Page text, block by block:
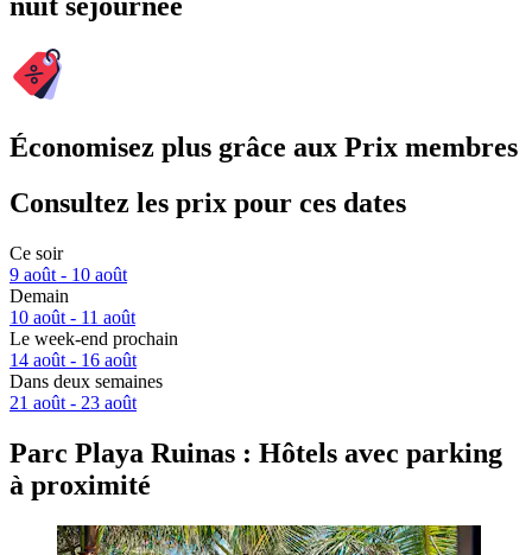
nuit séjournée
Économisez plus grâce aux Prix membres
Consultez les prix pour ces dates
Ce soir
9 août - 10 août
Demain
10 août - 11 août
Le week-end prochain
14 août - 16 août
Dans deux semaines
21 août - 23 août
Parc Playa Ruinas : Hôtels avec parking
à proximité